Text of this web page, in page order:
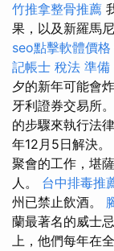
竹推拿整骨推薦
果，以及新羅馬
seo點擊軟體價格
記帳士 稅法 準備
夕的新年可能會
牙利證券交易所
的步驟來執行法
年12月5日解決。
聚會的工作，堪
人。 台中排毒推
州已禁止飲酒。
蘭最著名的威士
上，他們每年在